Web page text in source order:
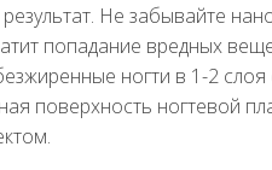
Не забывайте
попадание вредных
ногти в 1-2
поверхность ногтевой